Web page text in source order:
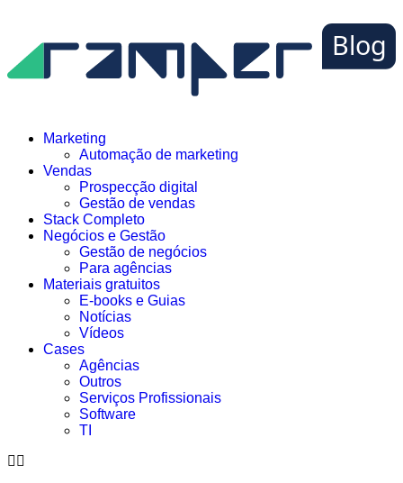
Marketing
Automação de marketing
Vendas
Prospecção digital
Gestão de vendas
Stack Completo
Negócios e Gestão
Gestão de negócios
Para agências
Materiais gratuitos
E-books e Guias
Notícias
Vídeos
Cases
Agências
Outros
Serviços Profissionais
Software
TI